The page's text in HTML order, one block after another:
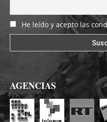
He leído y acepto las
AGENCIAS